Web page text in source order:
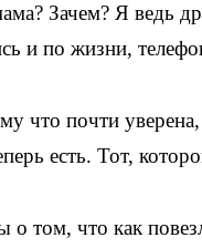
Зачем? Я ведь
и по жизни,
что почти
есть. Тот,
том, что как